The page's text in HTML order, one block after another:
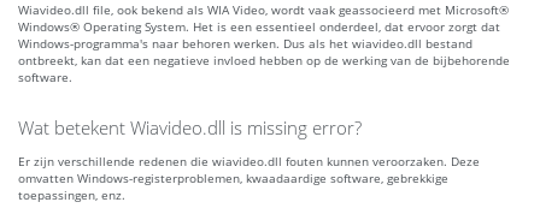
Wiavideo.dll file, ook bekend als WIA Video, wordt vaak geassocieerd met Microsoft®
Windows® Operating System. Het is een essentieel onderdeel, dat ervoor zorgt dat
Windows-programma's naar behoren werken. Dus als het wiavideo.dll bestand
ontbreekt, kan dat een negatieve invloed hebben op de werking van de bijbehorende
software.
Wat betekent Wiavideo.dll is missing error?
Er zijn verschillende redenen die wiavideo.dll fouten kunnen veroorzaken. Deze
omvatten Windows-registerproblemen, kwaadaardige software, gebrekkige
toepassingen, enz.